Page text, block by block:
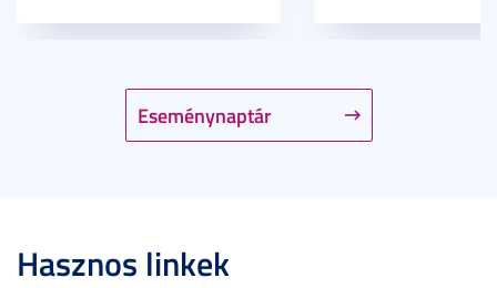
Eseménynaptár
Hasznos linkek